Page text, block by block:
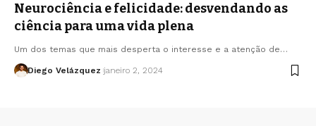
Neurociência e felicidade: desvendando as
ciência para uma vida plena
Um dos temas que mais desperta o interesse e a atenção de…
Diego Velázquez janeiro 2, 2024